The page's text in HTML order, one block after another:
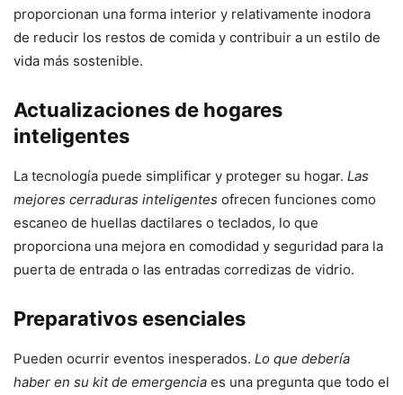
proporcionan una forma interior y relativamente inodora
de reducir los restos de comida y contribuir a un estilo de
vida más sostenible.
Actualizaciones de hogares
inteligentes
La tecnología puede simplificar y proteger su hogar. Las
mejores cerraduras inteligentes ofrecen funciones como
escaneo de huellas dactilares o teclados, lo que
proporciona una mejora en comodidad y seguridad para la
puerta de entrada o las entradas corredizas de vidrio.
Preparativos esenciales
Pueden ocurrir eventos inesperados. Lo que debería
haber en su kit de emergencia es una pregunta que todo el